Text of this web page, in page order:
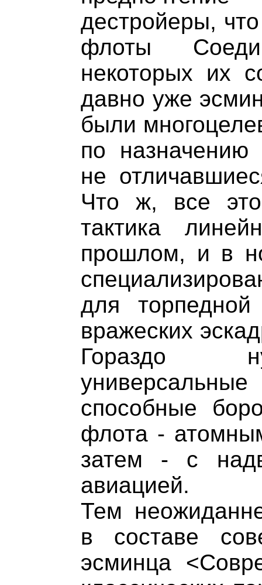
дестройеры,
флоты
некоторых их
давно уже
были
по назначению
не
Что ж, все это
тактика
прошлом, и в
для
вражеских
Гораздо
способные
флота -
затем - с
авиацией.
Тем
в составе
эсминца